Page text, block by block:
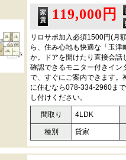
119,000円
リロサポ加入必須1500円(月
ら、住み心地も快適な「玉津
か。ドアを開けたり直接会話
確認できるモニター付きイン
で、すぐにご案内できます。
に住むなら078-334-2960ま
し付けください。
間取り 4LDK
種別 貸家